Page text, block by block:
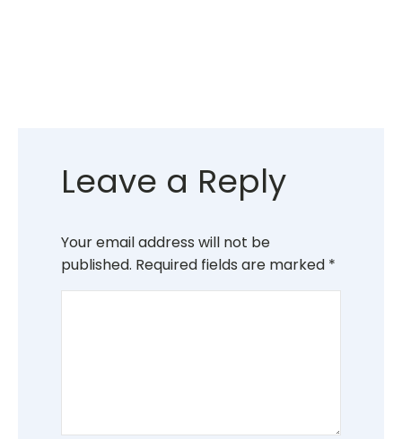
Leave a Reply
Your email address will not be
published. Required fields are marked *